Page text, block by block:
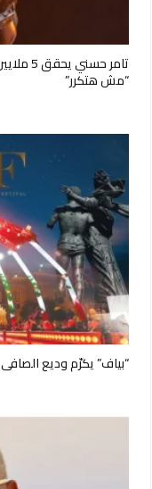
تامر
“مش هتكرر”
“بياف” يكرّم وديع الصافي